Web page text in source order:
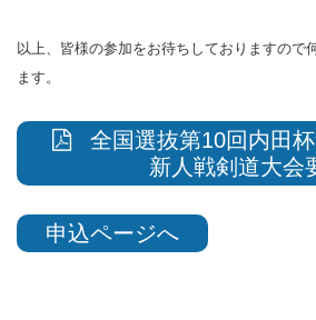
以上、皆様の参加をお待ちしておりますので
ます。
全国選抜第10回内田
新人戦剣道大会
申込ページへ